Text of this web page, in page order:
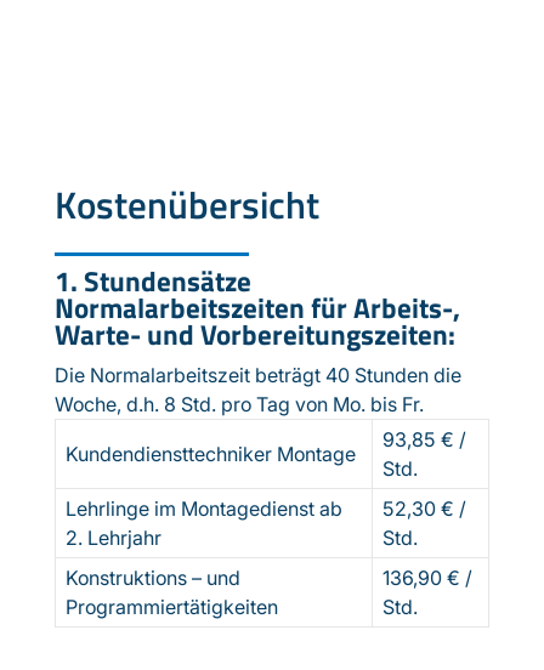
Kostenübersicht
1. Stundensätze
Normalarbeitszeiten für Arbeits-,
Warte- und Vorbereitungszeiten:
Die Normalarbeitszeit beträgt 40 Stunden die
Woche, d.h. 8 Std. pro Tag von Mo. bis Fr.
Kundendiensttechniker Montage
93,85 € /
Std.
Lehrlinge im Montagedienst ab
2. Lehrjahr
52,30 € /
Std.
Konstruktions – und
Programmiertätigkeiten
136,90 € /
Std.